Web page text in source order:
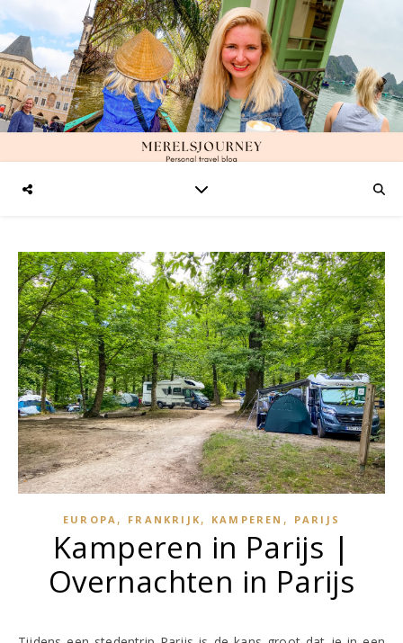
EUROPA , FRANKRIJK , KAMPEREN , PARIJS
Kamperen in Parijs |
Overnachten in Parijs